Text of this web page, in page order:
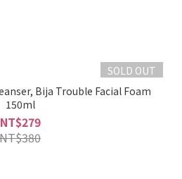
SOLD OUT
Bija Trouble Facial Foam
150ml
NT$279
NT$380